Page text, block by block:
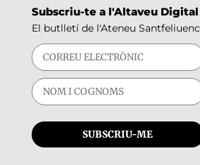
Subscriu-te a l'Altaveu Digital
El butlletí de l'Ateneu Santfeliuenc